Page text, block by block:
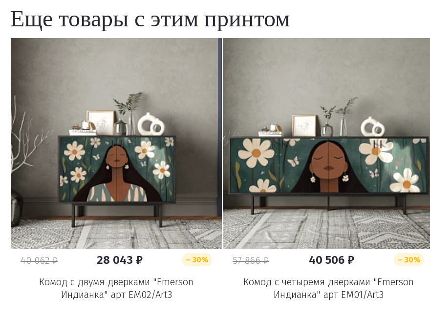
Еще товары с этим принтом
40 062 ₽ 28 043 ₽ – 30%
Комод с двумя дверками "Emerson
Индианка" арт EM02/Art3
57 866 ₽ 40 506 ₽ – 30%
Комод с четыремя дверками "Emerson
Индианка" арт EM01/Art3
Вы точно хотите удалить товар из корзины?
Удалить